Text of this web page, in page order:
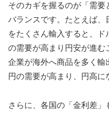
そのカギを握るのが「需
バランスです。たとえば、
をたくさん輸入すると、
の需要が高まり円安が進
企業が海外へ商品を多く輸
円の需要が高まり、円高に
さらに、各国の「金利差